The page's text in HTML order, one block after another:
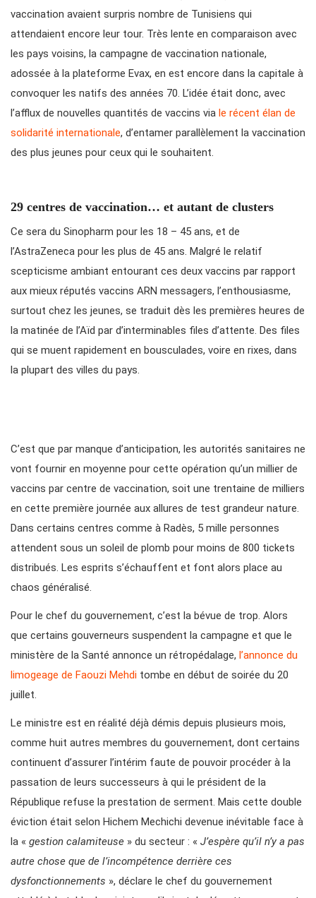
vaccination avaient surpris nombre de Tunisiens qui
attendaient encore leur tour. Très lente en comparaison avec
les pays voisins, la campagne de vaccination nationale,
adossée à la plateforme Evax, en est encore dans la capitale à
convoquer les natifs des années 70. L’idée était donc, avec
l’afflux de nouvelles quantités de vaccins via le récent élan de
solidarité internationale, d’entamer parallèlement la vaccination
des plus jeunes pour ceux qui le souhaitent.
29 centres de vaccination… et autant de clusters
Ce sera du Sinopharm pour les 18 – 45 ans, et de
l’AstraZeneca pour les plus de 45 ans. Malgré le relatif
scepticisme ambiant entourant ces deux vaccins par rapport
aux mieux réputés vaccins ARN messagers, l’enthousiasme,
surtout chez les jeunes, se traduit dès les premières heures de
la matinée de l’Aïd par d’interminables files d’attente. Des files
qui se muent rapidement en bousculades, voire en rixes, dans
la plupart des villes du pays.
C’est que par manque d’anticipation, les autorités sanitaires ne
vont fournir en moyenne pour cette opération qu’un millier de
vaccins par centre de vaccination, soit une trentaine de milliers
en cette première journée aux allures de test grandeur nature.
Dans certains centres comme à Radès, 5 mille personnes
attendent sous un soleil de plomb pour moins de 800 tickets
distribués. Les esprits s’échauffent et font alors place au
chaos généralisé.
Pour le chef du gouvernement, c’est la bévue de trop. Alors
que certains gouverneurs suspendent la campagne et que le
ministère de la Santé annonce un rétropédalage, l’annonce du
limogeage de Faouzi Mehdi tombe en début de soirée du 20
juillet.
Le ministre est en réalité déjà démis depuis plusieurs mois,
comme huit autres membres du gouvernement, dont certains
continuent d’assurer l’intérim faute de pouvoir procéder à la
passation de leurs successeurs à qui le président de la
République refuse la prestation de serment. Mais cette double
éviction était selon Hichem Mechichi devenue inévitable face à
la « gestion calamiteuse » du secteur : « J’espère qu’il n’y a pas
autre chose que de l’incompétence derrière ces
dysfonctionnements », déclare le chef du gouvernement